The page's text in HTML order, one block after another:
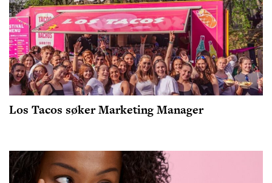
Los Tacos søker Marketing Manager